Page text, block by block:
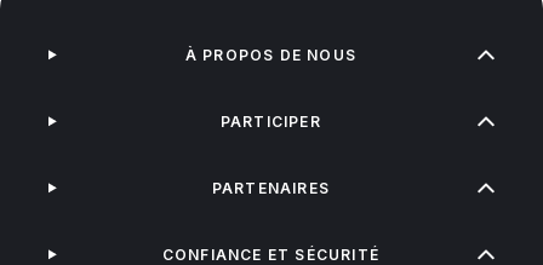
À PROPOS DE NOUS
PARTICIPER
PARTENAIRES
CONFIANCE ET SÉCURITÉ